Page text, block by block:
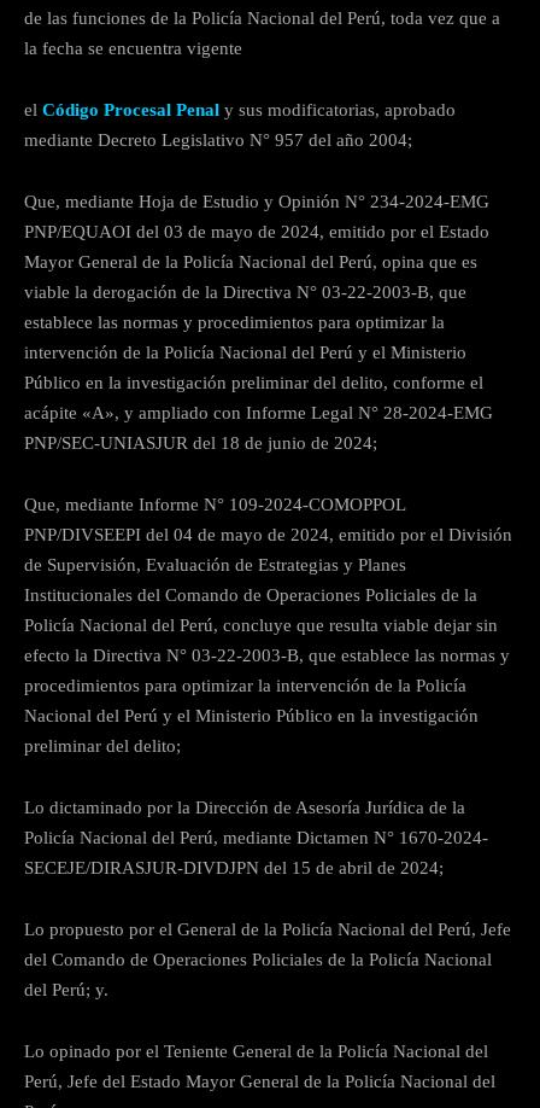
de las funciones de la Policía Nacional del Perú, toda vez que a
la fecha se encuentra vigente
el Código Procesal Penal y sus modificatorias, aprobado
mediante Decreto Legislativo N° 957 del año 2004;
Que, mediante Hoja de Estudio y Opinión N° 234-2024-EMG
PNP/EQUAOI del 03 de mayo de 2024, emitido por el Estado
Mayor General de la Policía Nacional del Perú, opina que es
viable la derogación de la Directiva N° 03-22-2003-B, que
establece las normas y procedimientos para optimizar la
intervención de la Policía Nacional del Perú y el Ministerio
Público en la investigación preliminar del delito, conforme el
acápite «A», y ampliado con Informe Legal N° 28-2024-EMG
PNP/SEC-UNIASJUR del 18 de junio de 2024;
Que, mediante Informe N° 109-2024-COMOPPOL
PNP/DIVSEEPI del 04 de mayo de 2024, emitido por el División
de Supervisión, Evaluación de Estrategias y Planes
Institucionales del Comando de Operaciones Policiales de la
Policía Nacional del Perú, concluye que resulta viable dejar sin
efecto la Directiva N° 03-22-2003-B, que establece las normas y
procedimientos para optimizar la intervención de la Policía
Nacional del Perú y el Ministerio Público en la investigación
preliminar del delito;
Lo dictaminado por la Dirección de Asesoría Jurídica de la
Policía Nacional del Perú, mediante Dictamen N° 1670-2024-
SECEJE/DIRASJUR-DIVDJPN del 15 de abril de 2024;
Lo propuesto por el General de la Policía Nacional del Perú, Jefe
del Comando de Operaciones Policiales de la Policía Nacional
del Perú; y.
Lo opinado por el Teniente General de la Policía Nacional del
Perú, Jefe del Estado Mayor General de la Policía Nacional del